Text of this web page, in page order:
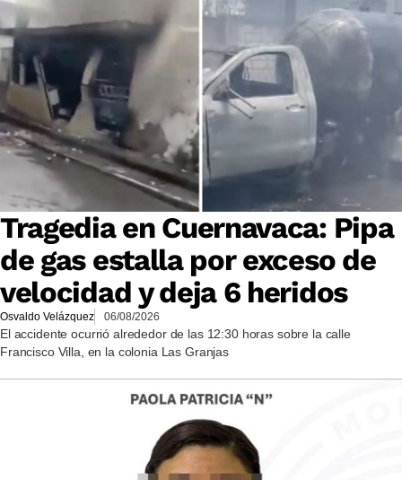
Tragedia en Cuernavaca: Pipa
de gas estalla por exceso de
velocidad y deja 6 heridos
Osvaldo Velázquez 06/08/2026
El accidente ocurrió alrededor de las 12:30 horas sobre la calle
Francisco Villa, en la colonia Las Granjas